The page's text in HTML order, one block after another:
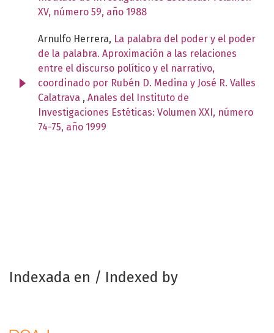
XV, número 59, año 1988
Arnulfo Herrera, La palabra del poder y el poder
de la palabra. Aproximación a las relaciones
entre el discurso político y el narrativo,
coordinado por Rubén D. Medina y José R. Valles
Calatrava , Anales del Instituto de
Investigaciones Estéticas: Volumen XXI, número
74-75, año 1999
Indexada en / Indexed by